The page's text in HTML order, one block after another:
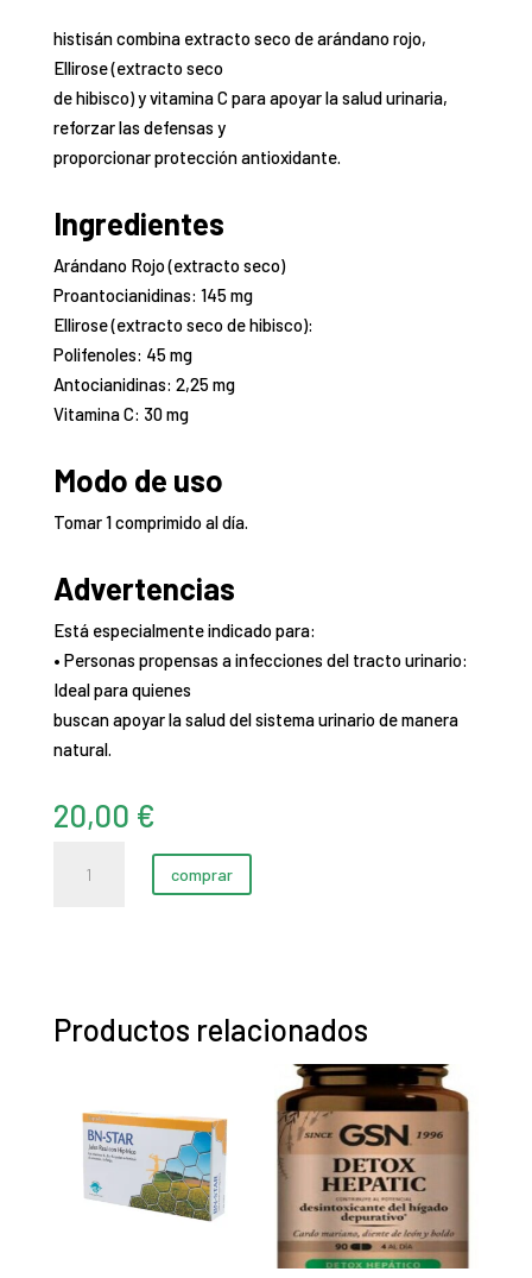
histisán combina extracto seco de arándano rojo,
Ellirose (extracto seco
de hibisco) y vitamina C para apoyar la salud urinaria,
reforzar las defensas y
proporcionar protección antioxidante.
Ingredientes
Arándano Rojo (extracto seco)
Proantocianidinas: 145 mg
Ellirose (extracto seco de hibisco):
Polifenoles: 45 mg
Antocianidinas: 2,25 mg
Vitamina C: 30 mg
Modo de uso
Tomar 1 comprimido al día.
Advertencias
Está especialmente indicado para:
• Personas propensas a infecciones del tracto urinario:
Ideal para quienes
buscan apoyar la salud del sistema urinario de manera
natural.
20,00 €
cantidad
comprar
Productos relacionados